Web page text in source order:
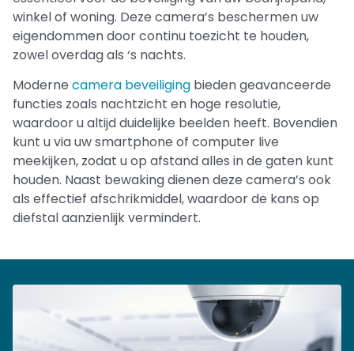
winkel of woning. Deze camera’s beschermen uw
eigendommen door continu toezicht te houden,
zowel overdag als ‘s nachts.
Moderne camera beveiliging bieden geavanceerde
functies zoals nachtzicht en hoge resolutie,
waardoor u altijd duidelijke beelden heeft. Bovendien
kunt u via uw smartphone of computer live
meekijken, zodat u op afstand alles in de gaten kunt
houden. Naast bewaking dienen deze camera’s ook
als effectief afschrikmiddel, waardoor de kans op
diefstal aanzienlijk vermindert.